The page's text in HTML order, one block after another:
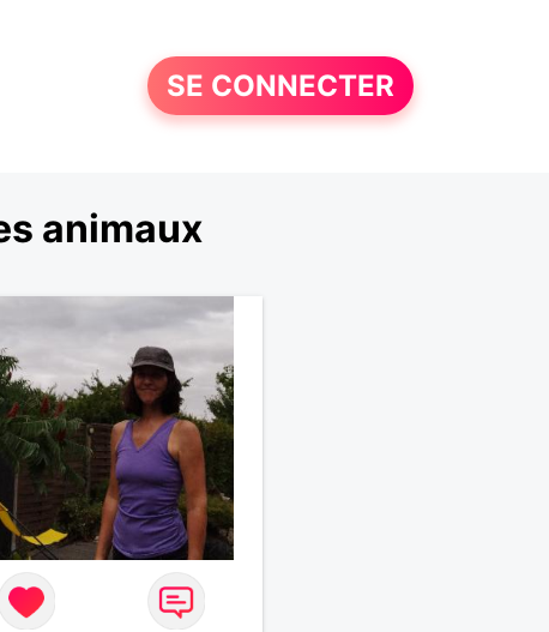
SE CONNECTER
animaux